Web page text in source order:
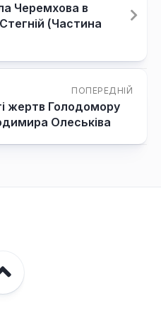
Черемхова в
(Частина
ПОПЕРЕДНІЙ
жертв Голодомору
Олеськіва